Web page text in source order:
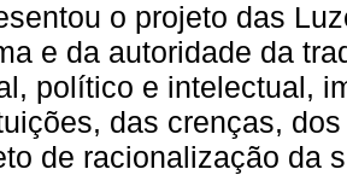
o projeto das
e da autoridade da
político e intelectual,
das crenças,
de racionalização da